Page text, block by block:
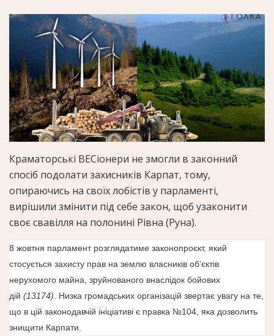
Краматорські ВЕСіонери не змогли в законний
спосіб подолати захисників Карпат, тому,
опираючись на своїх лобістів у парламенті,
вирішили змінити під себе закон, щоб узаконити
своє свавілля на полонині Рівна (Руна).
8 жовтня парламент розглядатиме законопроєкт, який
стосується захисту прав на землю власників об’єктів
нерухомого майна, зруйнованого внаслідок бойових
дій (13174) . Низка громадських організацій звертає увагу на те,
що в цій законодавчій ініціативі є правка №104, яка дозволить
знищити Карпати.